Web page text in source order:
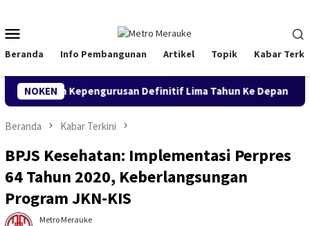
konten
Mobile
Beranda Info Pembangunan Artikel Topik Kabar
NOKENKepengurusan Definitif Lima Tahun Ke Depan
Beranda Kabar Terkini
BPJS Kesehatan: Implementasi Perpres
64 Tahun 2020, Keberlangsungan
Program JKN-KIS
Metro Merauke